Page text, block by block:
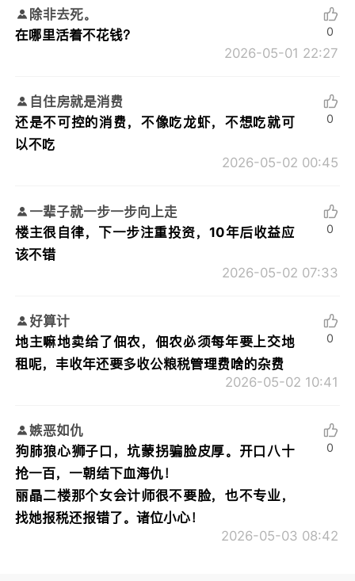
除非去死。
在哪里活着不花钱？
2026-05-01 22:27
0
自住房就是消费
还是不可控的消费，不像吃龙虾，不想吃就可
以不吃
2026-05-02 00:45
0
一辈子就一步一步向上走
楼主很自律，下一步注重投资，10年后收益应
该不错
2026-05-02 07:33
0
好算计
地主嘛地卖给了佃农，佃农必须每年要上交地
租呢，丰收年还要多收公粮税管理费啥的杂费
2026-05-02 10:41
0
嫉恶如仇
狗肺狼心狮子口，坑蒙拐骗脸皮厚。开口八十
抢一百，一朝结下血海仇！
丽晶二楼那个女会计师很不要脸，也不专业，
找她报税还报错了。诸位小心！
2026-05-03 08:42
0